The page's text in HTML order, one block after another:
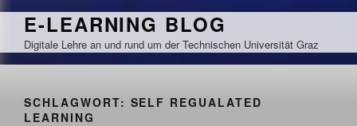
Zum
springen
E-LEARNING BLOG
Digitale Lehre an und rund um der Technischen Universität Graz
SCHLAGWORT: SELF REGUALATED
LEARNING